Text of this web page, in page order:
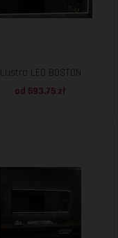
Lustra LED BOSTON
od 593.75 zł